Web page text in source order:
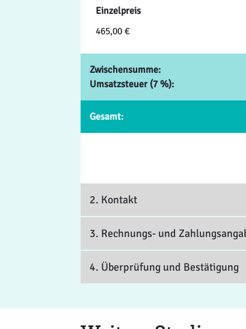
Einzelpreis
465,00 €
Zwischensumme:
Umsatzsteuer (7 %):
Gesamt:
2. Kontakt
3. Rechnungs- und
4. Überprüfung und Bestätigung